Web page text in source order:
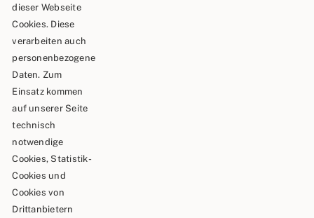
Schäble TEAM GmbH & Co.KG
Goldbergstraße 24
73469 Riesbürg
dieser Webseite
Cookies. Diese
verarbeiten auch
personenbezogene
Daten. Zum
Einsatz kommen
auf unserer Seite
technisch
notwendige
Cookies, Statistik-
Cookies und
Cookies von
Drittanbietern